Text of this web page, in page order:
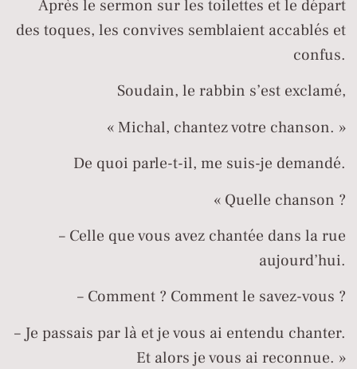
Après le sermon sur les toilettes et le départ
des toques, les convives semblaient accablés et
confus.
Soudain, le rabbin s’est exclamé,
« Michal, chantez votre chanson. »
De quoi parle-t-il, me suis-je demandé.
« Quelle chanson ?
– Celle que vous avez chantée dans la rue
aujourd’hui.
– Comment ? Comment le savez-vous ?
– Je passais par là et je vous ai entendu chanter.
Et alors je vous ai reconnue. »